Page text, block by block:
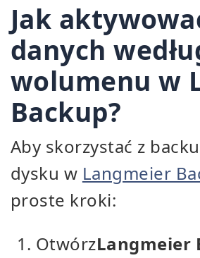
Jak
danych
wolumenu w
Backup?
Aby skorzystać z
dysku w Langmeier
proste kroki:
OtwórzLangmeier